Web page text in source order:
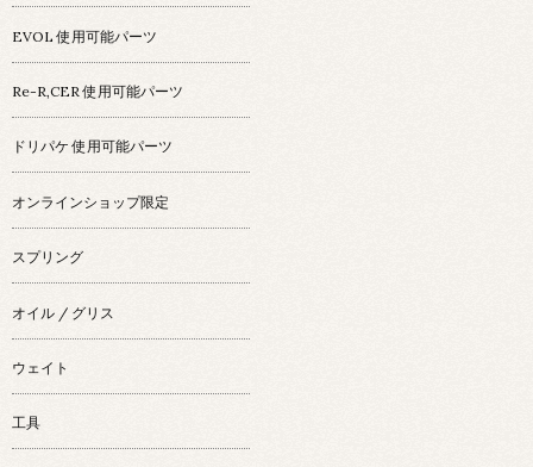
EVOL 使用可能パーツ
Re-R,CER 使用可能パーツ
ドリパケ 使用可能パーツ
オンラインショップ限定
スプリング
オイル / グリス
ウェイト
工具